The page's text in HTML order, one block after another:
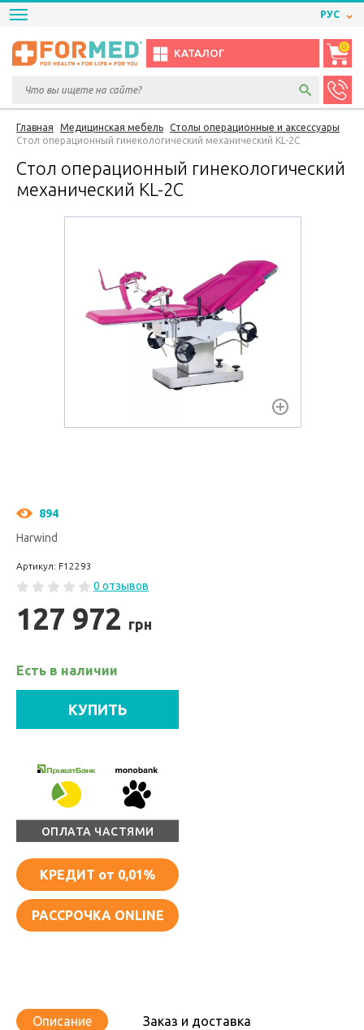
РУС
КАТАЛОГ
0
Главная Медицинская мебель
Столы операционные и аксессуары
Стол операционный гинекологический механический KL-2С
Стол операционный гинекологический
механический KL-2С
894
Harwind
Артикул: F12293
0 отзывов
127 972 грн
Есть в наличии
КУПИТЬ
ОПЛАТА ЧАСТЯМИ
КРЕДИТ от 0,01%
РАССРОЧКА ONLINE
Описание
Заказ и доставка